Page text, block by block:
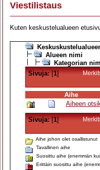
Viestilistaus
Kuten keskustelualueen
Alueen nimi
Kategorian
Sivuja:[1]
Aihe
Aiheen
Sivuja:[1]
Aihe johon olet osallistunut
Tavallinen aihe
Suosittu aihe (enemmän
Erittäin suosittu aihe